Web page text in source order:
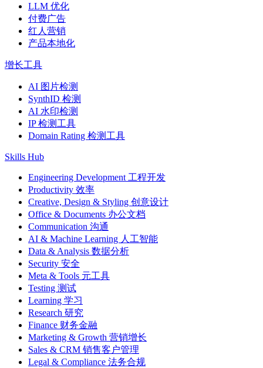
LLM 优化
付费广告
红人营销
产品本地化
增长工具
AI 图片检测
SynthID 检测
AI 水印检测
IP 检测工具
Domain Rating 检测工具
Skills Hub
Engineering Development 工程开发
Productivity 效率
Creative, Design & Styling 创意设计
Office & Documents 办公文档
Communication 沟通
AI & Machine Learning 人工智能
Data & Analysis 数据分析
Security 安全
Meta & Tools 元工具
Testing 测试
Learning 学习
Research 研究
Finance 财务金融
Marketing & Growth 营销增长
Sales & CRM 销售客户管理
Legal & Compliance 法务合规